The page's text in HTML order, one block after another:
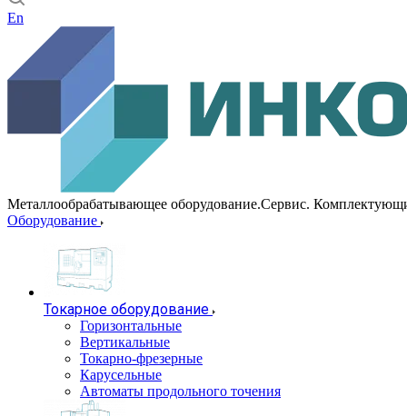
En
Металлообрабатывающее оборудование.Сервис.
Оборудование
Токарное оборудование
Горизонтальные
Вертикальные
Токарно-фрезерные
Карусельные
Автоматы продольного точения